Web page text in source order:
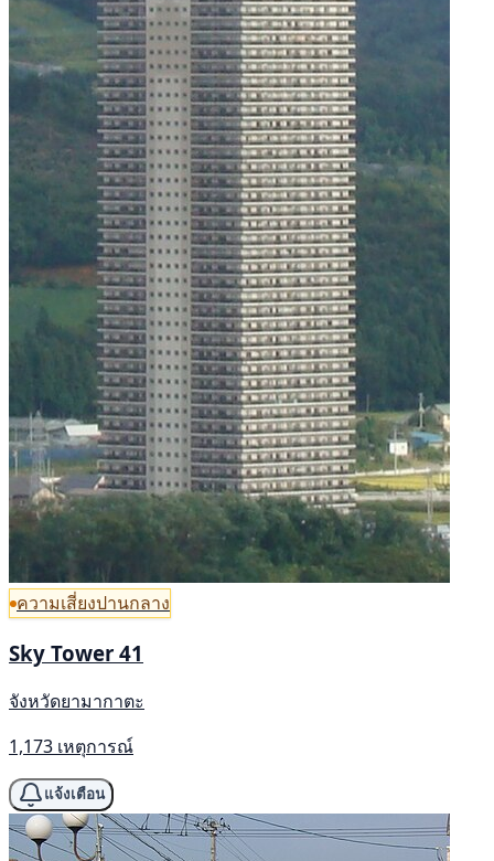
ความเสี่ยงปานกลาง
Sky Tower 41
จังหวัดยามากาตะ
1,173 เหตุการณ์
แจ้งเตือน